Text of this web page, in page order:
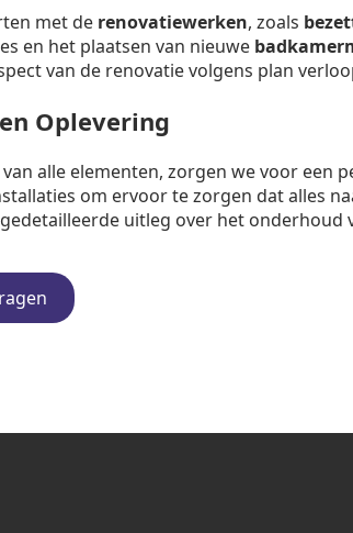
met de renovatiewerken, zoals
en het plaatsen van nieuwe
van de renovatie volgens plan
Oplevering
alle elementen, zorgen we voor een
om ervoor te zorgen dat alles
uitleg over het onderhoud